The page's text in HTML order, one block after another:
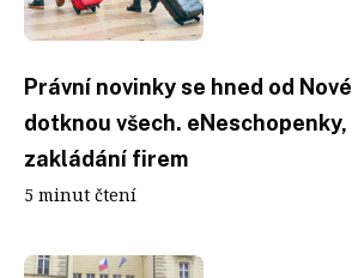
Právní novinky se hned od
dotknou všech.
zakládání firem
5 minut čtení